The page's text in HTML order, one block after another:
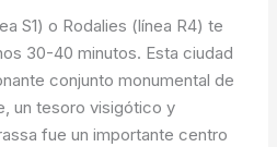
S1) o Rodalies (línea R4) te
30-40 minutos. Esta ciudad
conjunto monumental de
un tesoro visigótico y
fue un importante centro